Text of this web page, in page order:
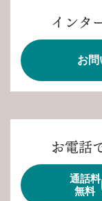
インタ
お問
お電話
通話料
無料